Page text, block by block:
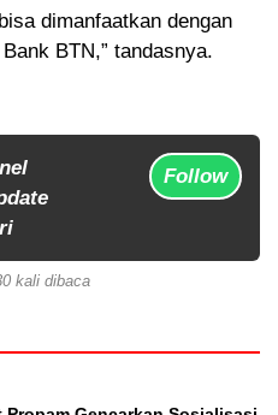
dimanfaatkan dengan
BTN,” tandasnya.
Follow
kali dibaca